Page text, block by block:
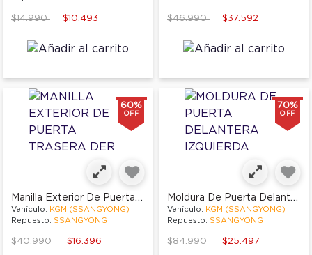
Price reduced from
$14.990to $10.493 Price reduced from
$46.990to $37.592
60%
OFF
Manilla Exterior De Puerta Trasera Der
Vehículo: KGM (SSANGYONG)
Repuesto: SSANGYONG
Price reduced from
$40.990to $16.396
70%
OFF
Moldura De Puerta Delantera Izquierda
Vehículo: KGM (SSANGYONG)
Repuesto: SSANGYONG
Price reduced from
$84.990to $25.497